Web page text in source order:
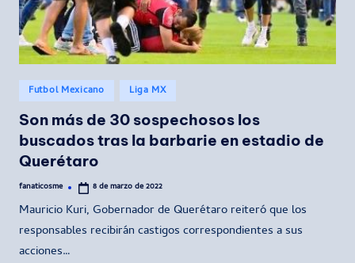
Publicado
en
Futbol Mexicano Liga MX
Son más de 30 sospechosos los
buscados tras la barbarie en estadio de
Querétaro
Publicado
fanaticosme 8 de marzo de 2022
Mauricio Kuri, Gobernador de Querétaro reiteró que los
responsables recibirán castigos correspondientes a sus
acciones…